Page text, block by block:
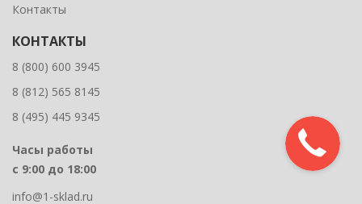
Контакты
КОНТАКТЫ
8 (800) 600 3945
8 (812) 565 8145
8 (495) 445 9345
Часы работы
с 9:00 до 18:00
info@1-sklad.ru